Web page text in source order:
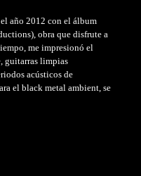
año 2012 con el álbum
obra que disfrute a
me impresionó el
guitarras limpias
acústicos de
el black metal ambient, se